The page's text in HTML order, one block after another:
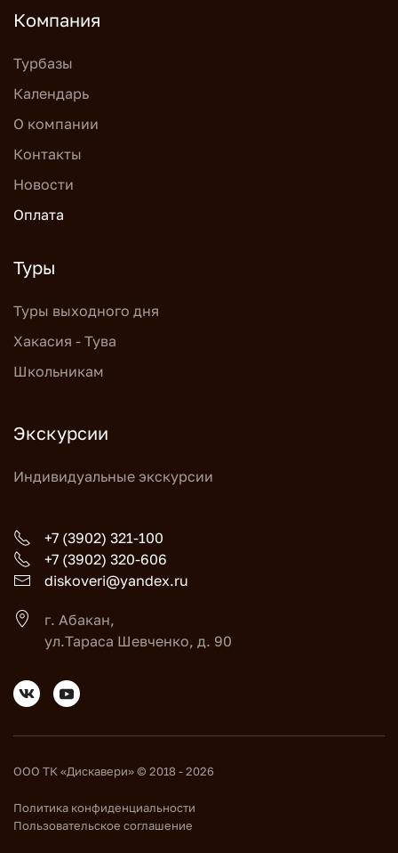
Компания
Турбазы
Календарь
О компании
Контакты
Новости
Оплата
Туры
Туры выходного дня
Хакасия - Тува
Школьникам
Экскурсии
Индивидуальные экскурсии
+7 (3902) 321-100
+7 (3902) 320-606
diskoveri@yandex.ru
г. Абакан,
ул.Тараса Шевченко, д. 90
ООО ТК «Дискавери» © 2018 - 2026
Политика конфиденциальности
Пользовательское соглашение